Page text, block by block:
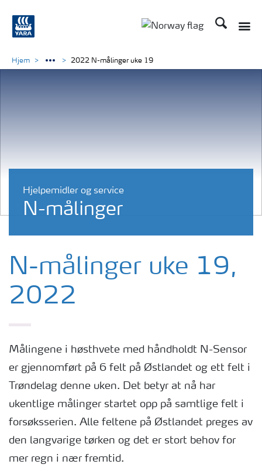
Søk
Hjelpemidler og service
N-målinger
Hjem 2022 N-målinger uke 19
N-målinger uke 19,
2022
Målingene i høsthvete med håndholdt N-Sensor
er gjennomført på 6 felt på Østlandet og ett felt i
Trøndelag denne uken. Det betyr at nå har
ukentlige målinger startet opp på samtlige felt i
forsøksserien. Alle feltene på Østlandet preges av
den langvarige tørken og det er stort behov for
mer regn i nær fremtid.